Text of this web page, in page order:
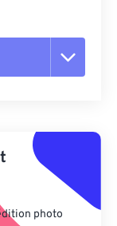
photo